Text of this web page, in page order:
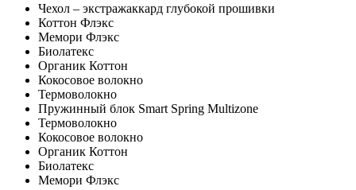
Чехол – экстражаккард глубокой прошивки
Коттон Флэкс
Мемори Флэкс
Биолатекс
Органик Коттон
Кокосовое волокно
Термоволокно
Пружинный блок Smart Spring Multizone
Термоволокно
Кокосовое волокно
Органик Коттон
Биолатекс
Мемори Флэкс